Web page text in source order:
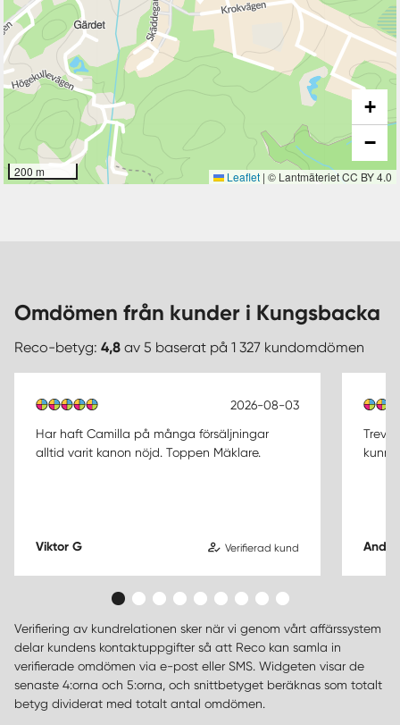
200 m
+
−
Leaflet | © Lantmäteriet CC BY 4.0
Omdömen från kunder i Kungsbacka
Reco-betyg: 4,8 av 5 baserat på 1 327 kundomdömen
2026-08-03
Har haft Camilla på många försäljningar
alltid varit kanon nöjd. Toppen Mäklare.
Viktor G Verifierad kund
Verifiering av kundrelationen sker när vi genom vårt affärssystem
delar kundens kontaktuppgifter så att Reco kan samla in
verifierade omdömen via e-post eller SMS. Widgeten visar de
senaste 4:orna och 5:orna, och snittbetyget beräknas som totalt
betyg dividerat med totalt antal omdömen.